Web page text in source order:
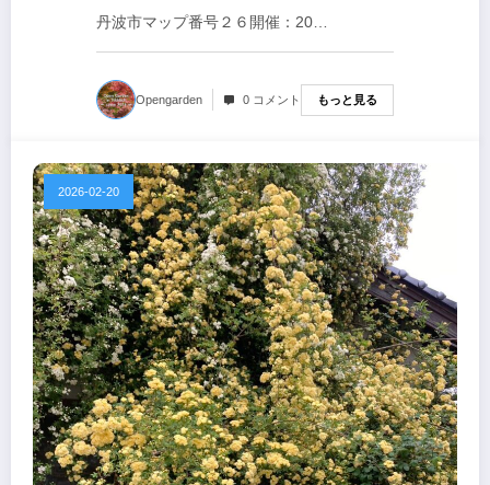
丹波市マップ番号２６開催：20…
Opengarden 0 コメント もっと見る
2026-02-20